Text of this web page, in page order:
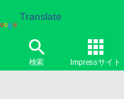
Translate
検索 Impressサイト